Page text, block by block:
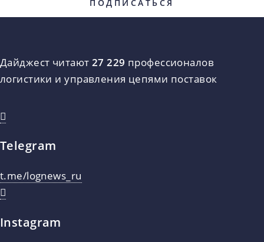
Дайджест читают 27 229 профессионалов
логистики и управления цепями поставок
Telegram
t.me/lognews_ru
Instagram